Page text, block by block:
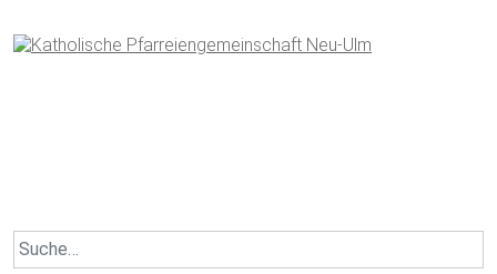
to
content
Search
for: